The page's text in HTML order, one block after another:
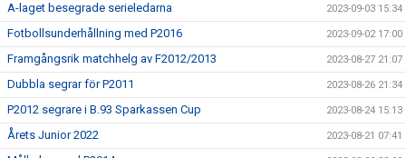
A-laget besegrade serieledarna 2023-09-03 15:34
Fotbollsunderhållning med P2016 2023-09-02 17:00
Framgångsrik matchhelg av F2012/2013 2023-08-27 21:07
Dubbla segrar för P2011 2023-08-26 21:34
P2012 segrare i B.93 Sparkassen Cup 2023-08-24 15:13
Årets Junior 2022 2023-08-21 07:41